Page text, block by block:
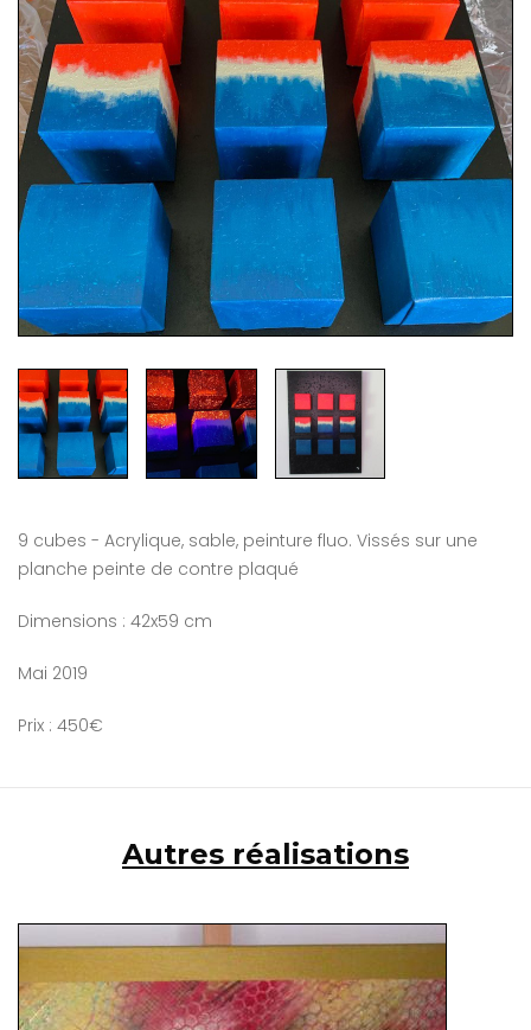
9 cubes - Acrylique, sable, peinture fluo. Vissés sur une
planche peinte de contre plaqué
Dimensions : 42x59 cm
Mai 2019
Prix : 450€
Autres réalisations